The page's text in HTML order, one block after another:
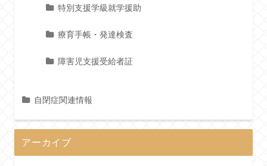
特別支援学級就学援助
療育手帳・発達検査
障害児支援受給者証
自閉症関連情報
アーカイブ